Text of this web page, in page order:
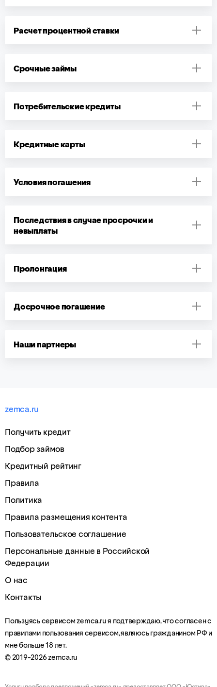
Расчет процентной ставки
Срочные займы
Потребительские кредиты
Кредитные карты
Условия погашения
Последствия в случае просрочки и
невыплаты
Пролонгация
Досрочное погашение
Наши партнеры
zemca.ru
Получить кредит
Подбор займов
Кредитный рейтинг
Правила
Политика
Правила размещения контента
Пользовательское соглашение
Персональные данные в Российской
Федерации
О нас
Контакты
Пользуясь сервисом zemca.ru я подтверждаю, что согласен с
правилами пользования сервисом, являюсь гражданином РФ и
мне больше 18 лет.
© 2019-2026 zemca.ru